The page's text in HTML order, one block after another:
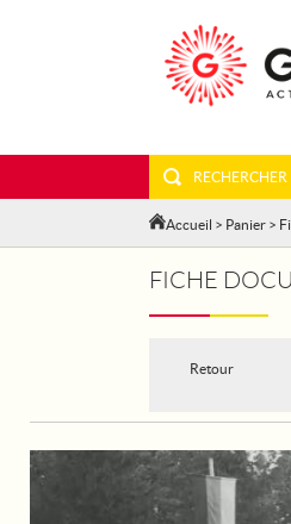
RECHERCHER
Accueil > Panier >
FICHE
Retour